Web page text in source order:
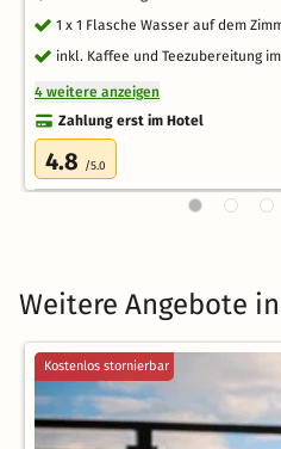
1 x 1 Flasche Wasser auf dem
inkl. Kaffee und Teezubereitung
4 weitere anzeigen
Zahlung erst im Hotel
4.8 /5.0
Weitere Angebote
Kostenlos stornierbar